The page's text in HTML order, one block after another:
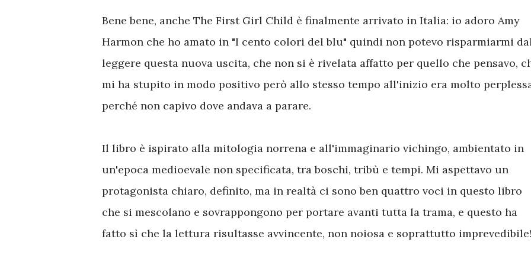
Bene bene, anche The First Girl Child è finalmente arrivato in Italia: io adoro Amy
Harmon che ho amato in "I cento colori del blu" quindi non potevo risparmiarmi
leggere questa nuova uscita, che non si è rivelata affatto per quello che pensavo,
mi ha stupito in modo positivo però allo stesso tempo all'inizio era molto
perché non capivo dove andava a parare.
Il libro è ispirato alla mitologia norrena e all'immaginario vichingo, ambientato in
un'epoca medioevale non specificata, tra boschi, tribù e tempi. Mi aspettavo un
protagonista chiaro, definito, ma in realtà ci sono ben quattro voci in questo libro
che si mescolano e sovrappongono per portare avanti tutta la trama, e questo ha
fatto sì che la lettura risultasse avvincente, non noiosa e soprattutto imprevedibile!